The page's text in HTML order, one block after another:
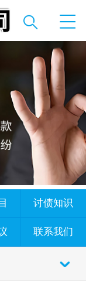
讨债知识
联系我们